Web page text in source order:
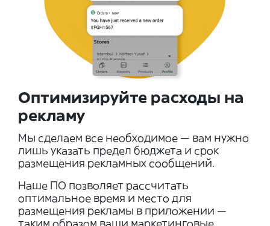
Оптимизируйте расходы на
рекламу
Мы сделаем все необходимое — вам нужно
лишь указать предел бюджета и срок
размещения рекламных сообщений.
Наше ПО позволяет рассчитать
оптимальное время и место для
размещения рекламы в приложении —